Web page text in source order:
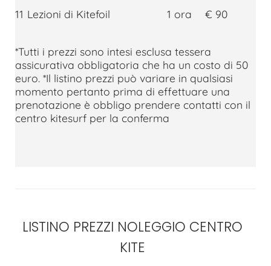
11 Lezioni di Kitefoil 1 ora € 90
*Tutti i prezzi sono intesi esclusa tessera
assicurativa obbligatoria che ha un costo di 50
euro. *Il listino prezzi può variare in qualsiasi
momento pertanto prima di effettuare una
prenotazione è obbligo prendere contatti con il
centro kitesurf per la conferma
LISTINO PREZZI NOLEGGIO CENTRO
KITE